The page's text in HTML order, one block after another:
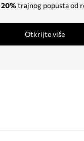
20%trajnog popusta od
Otkrijte više